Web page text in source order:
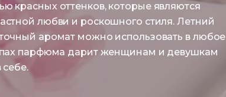
красных оттенков, которые являются
любви и роскошного стиля. Летний
аромат можно использовать в любое
парфюма дарит женщинам и девушкам
себе.